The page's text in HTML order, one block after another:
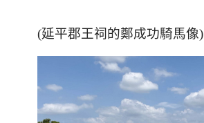
(延平郡王祠的鄭成功騎馬像)